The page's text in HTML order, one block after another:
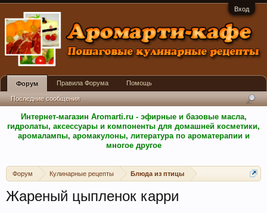
Вход
Интернет-магазин Aromarti.ru - эфирные и базовые масла,
гидролаты, аксессуары и компоненты для домашней косметики,
аромалампы, аромакулоны, литература по ароматерапии и
многое другое
Форум Кулинарные рецепты Блюда из птицы
Жареный цыпленок карри
Форум
Последние сообщения
Правила Форума Помощь